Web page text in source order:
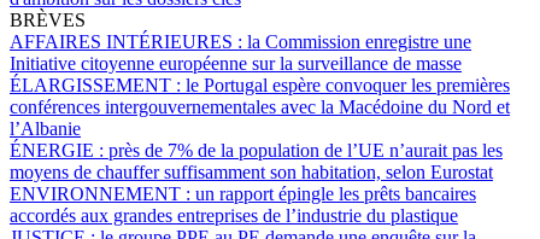
BRÈVES
AFFAIRES INTÉRIEURES : la Commission enregistre une
Initiative citoyenne européenne sur la surveillance de masse
ÉLARGISSEMENT : le Portugal espère convoquer les premières
conférences intergouvernementales avec la Macédoine du Nord et
l’Albanie
ÉNERGIE : près de 7% de la population de l’UE n’aurait pas les
moyens de chauffer suffisamment son habitation, selon Eurostat
ENVIRONNEMENT : un rapport épingle les prêts bancaires
accordés aux grandes entreprises de l’industrie du plastique